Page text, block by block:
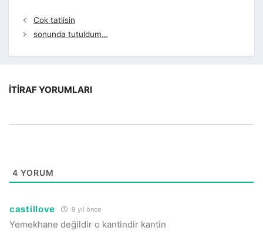
Cok tatlisin
sonunda tutuldum…
İTIRAF YORUMLARI
4 YORUM
castillove 9 yıl önce
Yemekhane değildir o kantindir kantin